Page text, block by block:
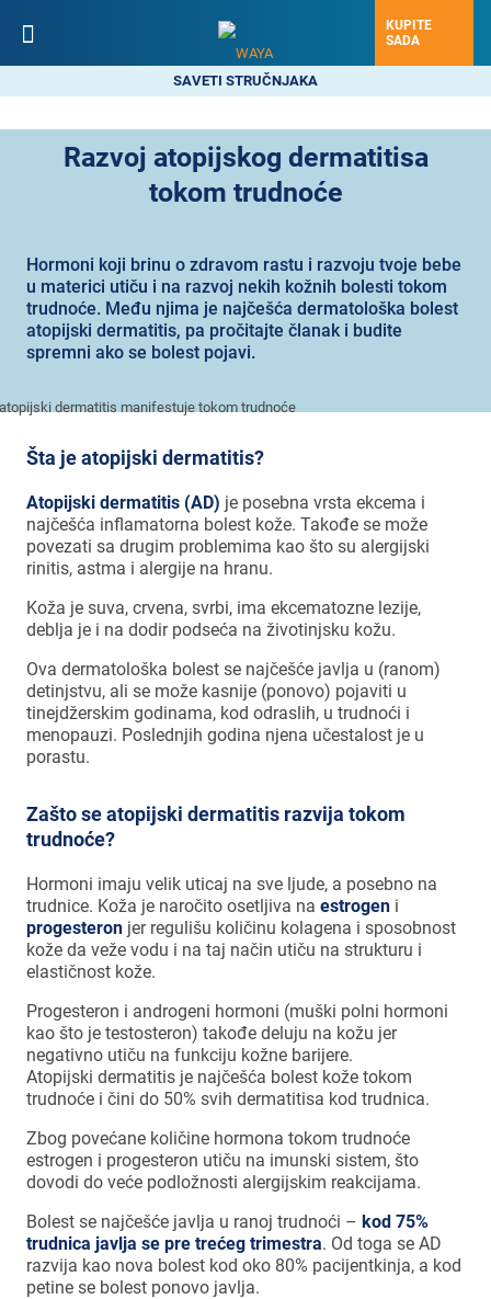
KUPITE
SADA
SAVETI STRUČNJAKA
Razvoj atopijskog dermatitisa
tokom trudnoće
Hormoni koji brinu o zdravom rastu i razvoju tvoje bebe
u materici utiču i na razvoj nekih kožnih bolesti tokom
trudnoće. Među njima je najčešća dermatološka bolest
atopijski dermatitis, pa pročitajte članak i budite
spremni ako se bolest pojavi.
Šta je atopijski dermatitis?
Atopijski dermatitis (AD) je posebna vrsta ekcema i
najčešća inflamatorna bolest kože. Takođe se može
povezati sa drugim problemima kao što su alergijski
rinitis, astma i alergije na hranu.
Koža je suva, crvena, svrbi, ima ekcematozne lezije,
deblja je i na dodir podseća na životinjsku kožu.
Ova dermatološka bolest se najčešće javlja u (ranom)
detinjstvu, ali se može kasnije (ponovo) pojaviti u
tinejdžerskim godinama, kod odraslih, u trudnoći i
menopauzi. Poslednjih godina njena učestalost je u
porastu.
Zašto se atopijski dermatitis razvija tokom
trudnoće?
Hormoni imaju velik uticaj na sve ljude, a posebno na
trudnice. Koža je naročito osetljiva na estrogeni
progesteronjer regulišu količinu kolagena i sposobnost
kože da veže vodu i na taj način utiču na strukturu i
elastičnost kože.
Progesteron i androgeni hormoni (muški polni hormoni
kao što je testosteron) takođe deluju na kožu jer
negativno utiču na funkciju kožne barijere.
Atopijski dermatitis je najčešća bolest kože tokom
trudnoće i čini do 50% svih dermatitisa kod trudnica.
Zbog povećane količine hormona tokom trudnoće
estrogen i progesteron utiču na imunski sistem, što
dovodi do veće podložnosti alergijskim reakcijama.
Bolest se najčešće javlja u ranoj trudnoći – kod 75%
trudnica javlja se pre trećeg trimestra. Od toga se AD
razvija kao nova bolest kod oko 80% pacijentkinja, a kod
petine se bolest ponovo javlja.